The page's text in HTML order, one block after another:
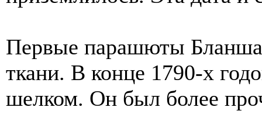
Первые парашюты
ткани. В конце 1790-х
шелком. Он был более